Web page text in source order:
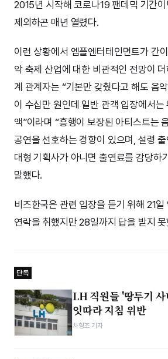
2015년 시작해 코로나19 팬데믹 기간
제외하곤 매년 열렸다.
이런 상황에서 엠플엔터테인먼트가 간
악 축제 산업에 대한 비관적인 전망이
계 관계자는 “기본만 갖췄다고 해도 음
이 수십만 원인데 일반 관객 입장에서는
액”이라며 “흥행이 보장된 아티스트는
공연을 선호하는 경향이 있으며, 설령
대형 기획사가 아니면 출연료를 감당하
말했다.
비즈한국은 관련 입장을 듣기 위해 21일
연락을 취했지만 28일까지 답을 받지
단독
LH 직원들 '땅투기
잇따라 지침 위반
차형조 기자